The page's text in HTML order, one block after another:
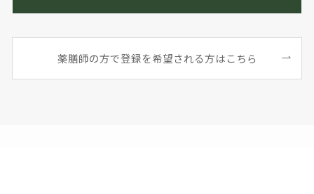
薬膳師の方で登録を希望される方はこちら